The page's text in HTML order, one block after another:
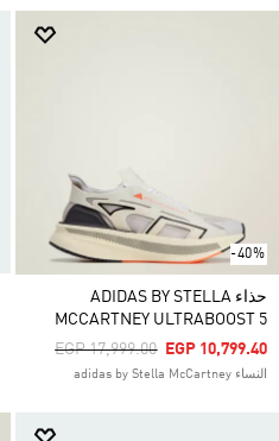
-40%
حذاء ADIDAS BY STELLA
MCCARTNEY ULTRABOOST 5
Price Reduced From
EGP 17,999.00ToEGP 10,799.40
النساء adidas by Stella McCartney